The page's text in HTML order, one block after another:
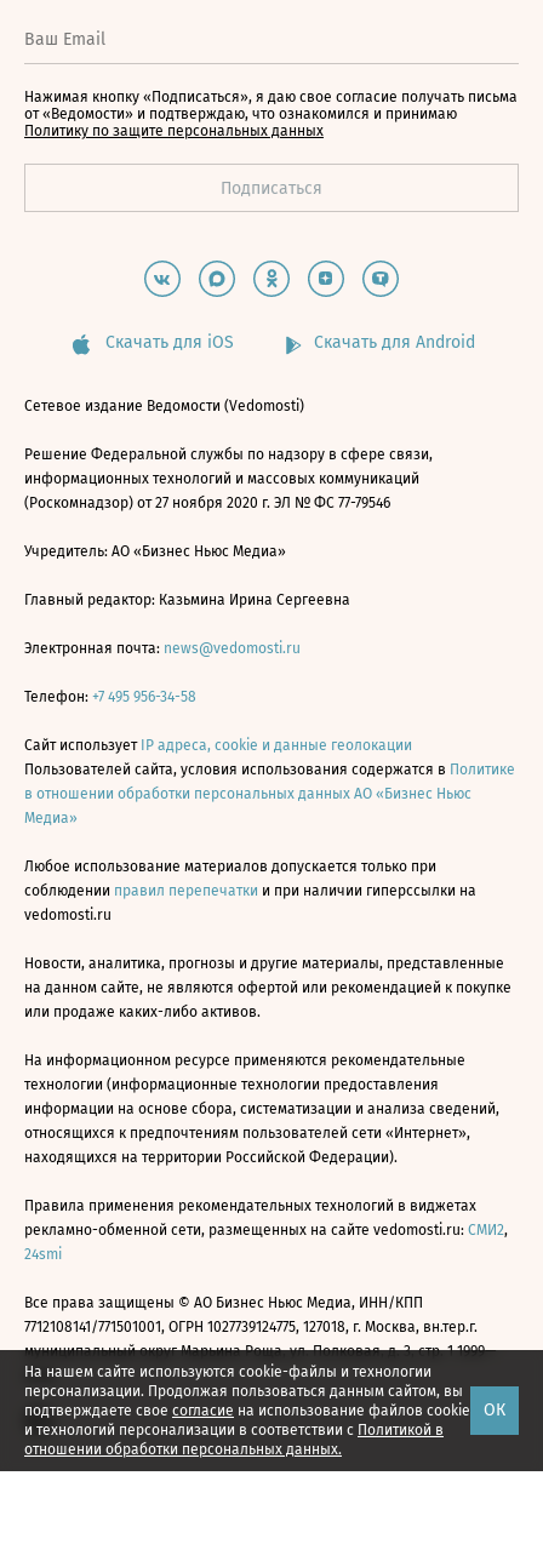
На нашем сайте используются cookie-файлы и технологии
персонализации. Продолжая пользоваться данным сайтом, вы
подтверждаете свое согласие на использование файлов cookie
и технологий персонализации в соответствии с Политикой в
отношении обработки персональных данных.
ОК
Нажимая кнопку «Подписаться», я даю свое согласие получать письма
от «Ведомости» и подтверждаю, что ознакомился и принимаю
Политику по защите персональных данных
Скачать для iOS Скачать для Android
Сетевое издание Ведомости (Vedomosti)
Решение Федеральной службы по надзору в сфере связи,
информационных технологий и массовых коммуникаций
(Роскомнадзор) от 27 ноября 2020 г. ЭЛ № ФС 77-79546
Учредитель: АО «Бизнес Ньюс Медиа»
Главный редактор: Казьмина Ирина Сергеевна
Электронная почта: news@vedomosti.ru
Телефон: +7 495 956-34-58
Сайт использует IP адреса, cookie и данные геолокации
Пользователей сайта, условия использования содержатся в Политике
в отношении обработки персональных данных АО «Бизнес Ньюс
Медиа»
Любое использование материалов допускается только при
соблюдении правил перепечатки и при наличии гиперссылки на
vedomosti.ru
Новости, аналитика, прогнозы и другие материалы, представленные
на данном сайте, не являются офертой или рекомендацией к покупке
или продаже каких-либо активов.
На информационном ресурсе применяются рекомендательные
технологии (информационные технологии предоставления
информации на основе сбора, систематизации и анализа сведений,
относящихся к предпочтениям пользователей сети «Интернет»,
находящихся на территории Российской Федерации).
Правила применения рекомендательных технологий в виджетах
рекламно-обменной сети, размещенных на сайте vedomosti.ru: СМИ2,
24smi
Все права защищены © АО Бизнес Ньюс Медиа, ИНН/КПП
7712108141/771501001, ОГРН 1027739124775, 127018, г. Москва, вн.тер.г.
муниципальный округ Марьина Роща, ул. Полковая, д. 3, стр. 1 1999—
2026